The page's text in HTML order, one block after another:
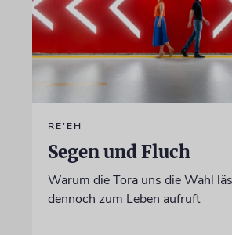
RE’EH
Segen und Fluch
Warum die Tora uns die Wahl
dennoch zum Leben aufruft